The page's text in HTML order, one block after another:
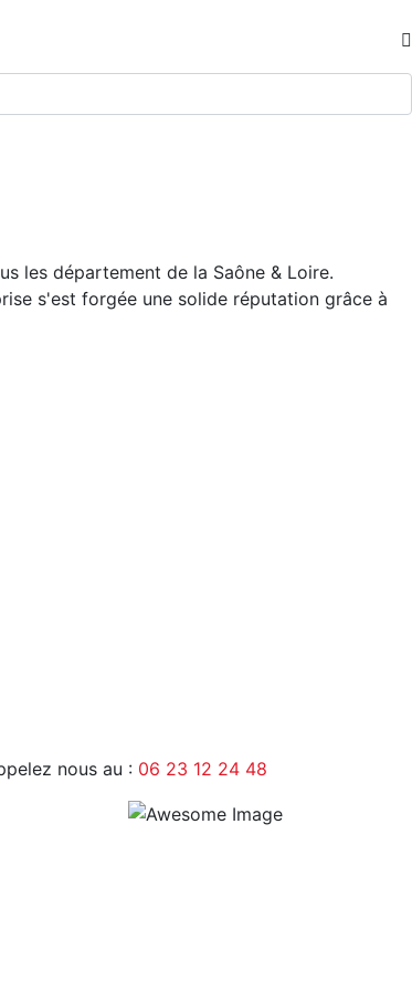
les département de la Saône & Loire.
s'est forgée une solide réputation grâce à
nous au : 06 23 12 24 48